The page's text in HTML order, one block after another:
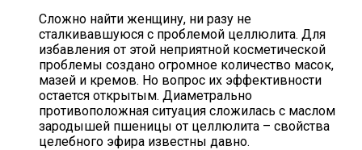
Сложно найти женщину, ни разу не
сталкивавшуюся с проблемой целлюлита. Для
избавления от этой неприятной косметической
проблемы создано огромное количество масок,
мазей и кремов. Но вопрос их эффективности
остается открытым. Диаметрально
противоположная ситуация сложилась с маслом
зародышей пшеницы от целлюлита – свойства
целебного эфира известны давно.